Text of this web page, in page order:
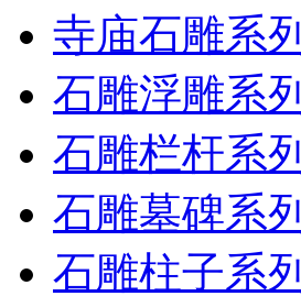
寺庙石雕系列
石雕浮雕系列
石雕栏杆系列
石雕墓碑系列
石雕柱子系列